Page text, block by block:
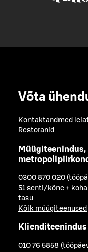
Võta
Kontaktandmed
Restoranid
Müügiteenindus,
0300 870 020
51 senti/kõne +
tasu
Kõik müügiteenused
Klienditeenindus
010 76 5858